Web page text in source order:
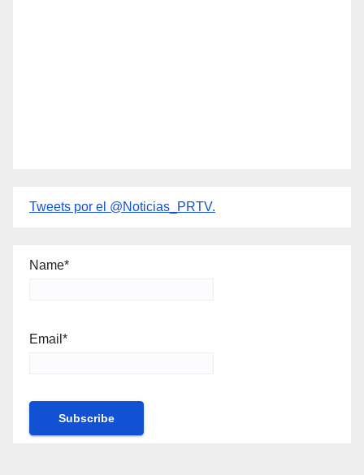
Tweets por el @Noticias_PRTV.
Name*
Email*